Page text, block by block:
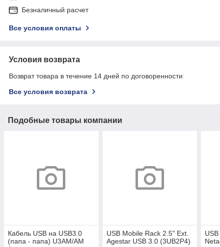
Безналичный расчет
Все условия оплаты
Условия возврата
Возврат товара в течение 14 дней по договоренности
Все условия возврата
Подобные товары компании
Кабель USB на USB3.0
(папа - папа) U3AM/AM
USB Mobile Rack 2.5" Ext.
Agestar USB 3.0 (3UB2P4)